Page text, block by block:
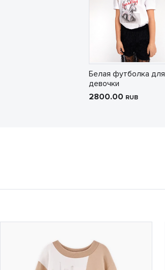
Белая футболка для
девочки
2800.00 RUB